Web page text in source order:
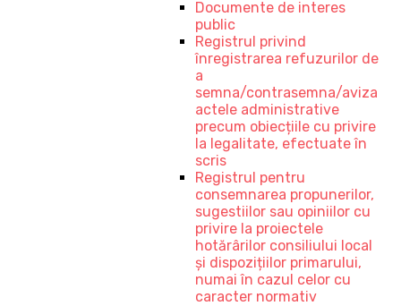
Documente de interes
public
Registrul privind
înregistrarea refuzurilor de
a
semna/contrasemna/aviza
actele administrative
precum obiecțiile cu privire
la legalitate, efectuate în
scris
Registrul pentru
consemnarea propunerilor,
sugestiilor sau opiniilor cu
privire la proiectele
hotărârilor consiliului local
și dispozițiilor primarului,
numai în cazul celor cu
caracter normativ